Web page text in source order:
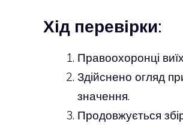
Хід перевірки:
Правоохоронці
Здійснено огляд
значення.
Продовжується